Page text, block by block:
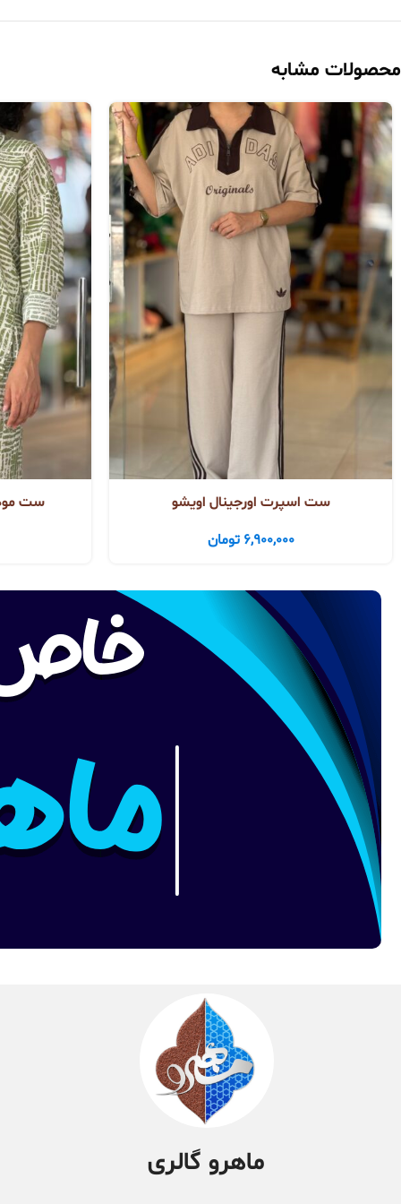
محصولات مشابه
ست اسپرت اورجینال اویشو
6,900,000 تومان
ست
ماهرو گالری